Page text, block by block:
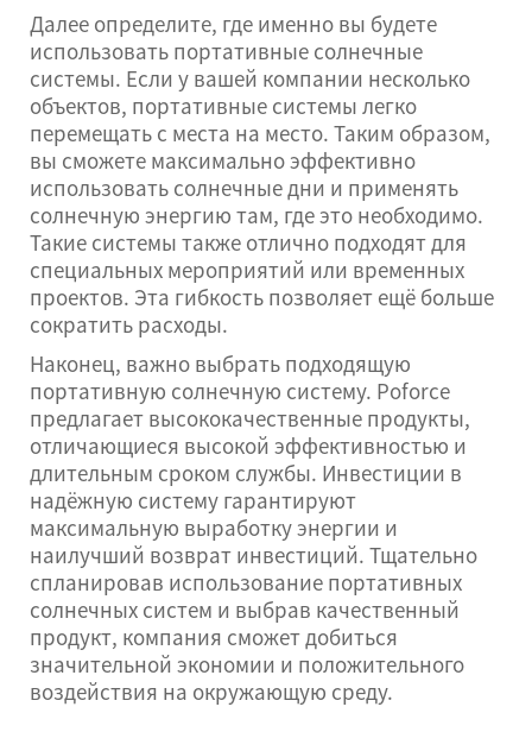
Далее определите, где именно вы будете
использовать портативные солнечные
системы. Если у вашей компании несколько
объектов, портативные системы легко
перемещать с места на место. Таким образом,
вы сможете максимально эффективно
использовать солнечные дни и применять
солнечную энергию там, где это необходимо.
Такие системы также отлично подходят для
специальных мероприятий или временных
проектов. Эта гибкость позволяет ещё больше
сократить расходы.
Наконец, важно выбрать подходящую
портативную солнечную систему. Poforce
предлагает высококачественные продукты,
отличающиеся высокой эффективностью и
длительным сроком службы. Инвестиции в
надёжную систему гарантируют
максимальную выработку энергии и
наилучший возврат инвестиций. Тщательно
спланировав использование портативных
солнечных систем и выбрав качественный
продукт, компания сможет добиться
значительной экономии и положительного
воздействия на окружающую среду.